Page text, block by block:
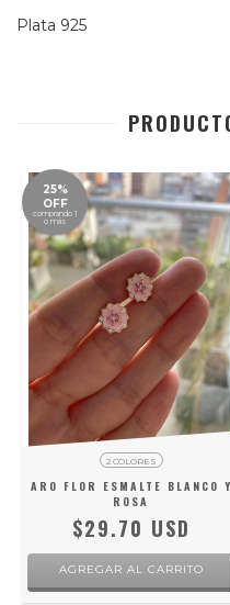
Plata 925
25%
OFF
comprando 1
o más
2 COLORES
ARO FLOR ESMALTE BLANCO Y
ROSA
$29.70 USD
AGREGAR AL CARRITO